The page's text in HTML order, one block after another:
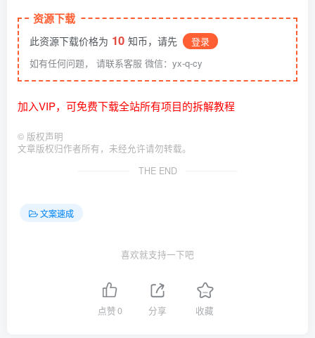
资源下载
此资源下载价格为 10 知币，请先
登录
如有任何问题， 请联系客服 微信：yx-q-cy
加入VIP，可免费下载全站所有项目的拆解教程
© 版权声明
文章版权归作者所有，未经允许请勿转载。
THE END
文案速成
喜欢就支持一下吧
点赞0 分享 收藏